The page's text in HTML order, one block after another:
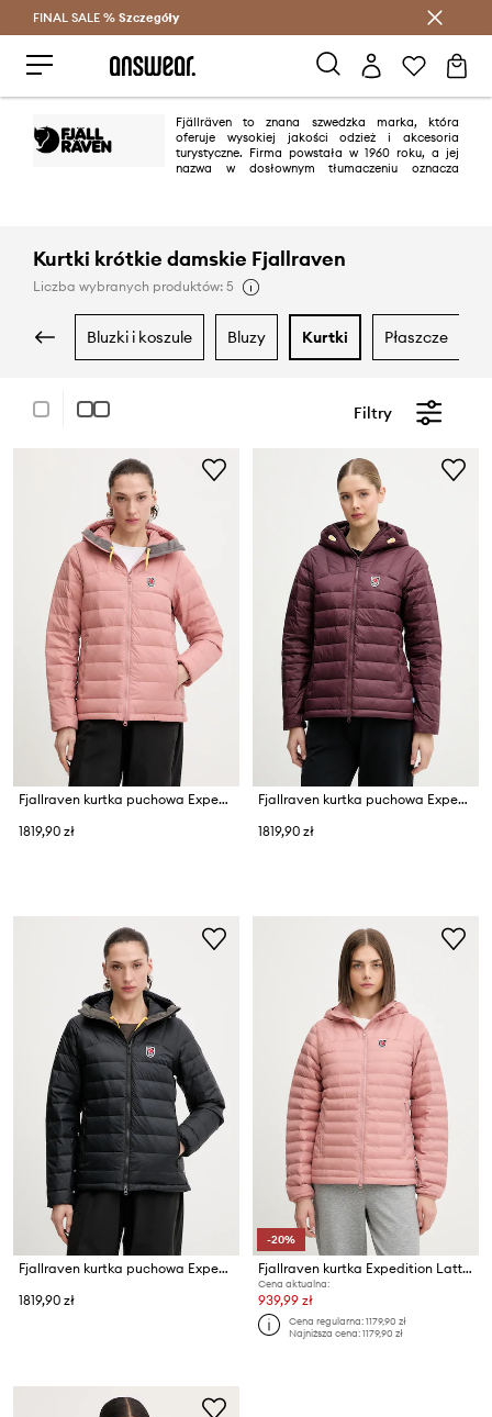
Oszczędzaj z Answear Club >
FINAL SALE % Szczegóły
Fjällräven to znana szwedzka marka, która
oferuje wysokiej jakości odzież i akcesoria
turystyczne. Firma powstała w 1960 roku, a jej
nazwa w dosłownym tłumaczeniu oznacza
Kurtki krótkie damskie Fjallraven
Liczba wybranych produktów: 5
bluzki i koszule bluzy kurtki płaszcze
Filtry
Fjallraven kurtka puchowa Expedition
1819,90 zł
Fjallraven kurtka puchowa Expedition
1819,90 zł
Fjallraven kurtka puchowa Expedition
1819,90 zł
-20%
Fjallraven kurtka Expedition Latt Hoodie W
Cena aktualna:
939,99 zł
Cena regularna:1179,90 zł
Najniższa cena:1179,90 zł